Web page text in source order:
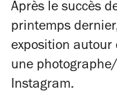
Après le succès
printemps
exposition
une
Instagram.